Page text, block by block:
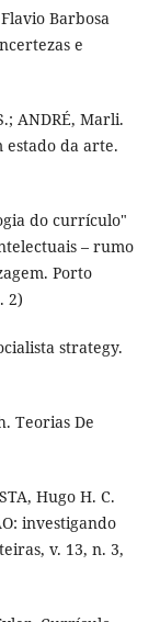
Barbosa
e
ANDRÉ, Marli.
estado da arte.
do currículo"
– rumo
Porto
2)
strategy.
Teorias De
Hugo H. C.
investigando
v. 13, n. 3,